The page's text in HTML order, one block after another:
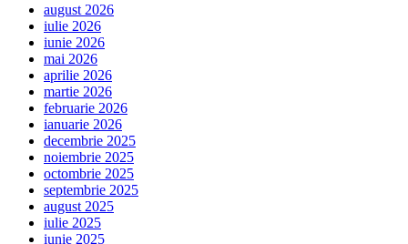
august 2026
iulie 2026
iunie 2026
mai 2026
aprilie 2026
martie 2026
februarie 2026
ianuarie 2026
decembrie 2025
noiembrie 2025
octombrie 2025
septembrie 2025
august 2025
iulie 2025
iunie 2025